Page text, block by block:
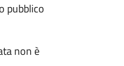
pubblico
non è